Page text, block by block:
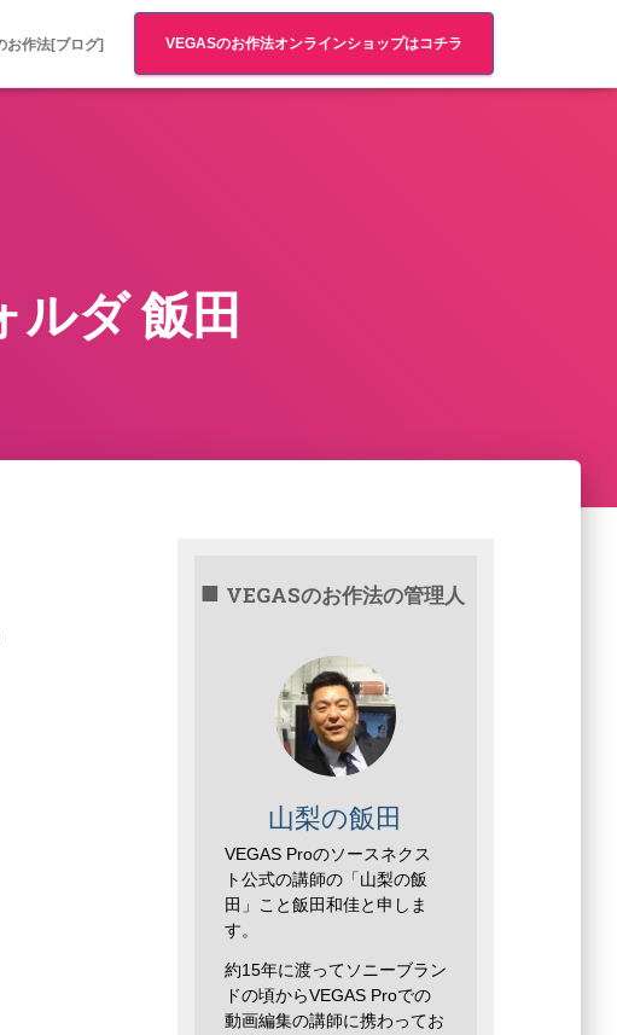
お作法[ブログ] VEGASのお作法オンラインショップはコチラ
ダ 飯田
VEGASのお作法の管理人
山梨の飯田
VEGAS Proのソースネクス
ト公式の講師の「山梨の飯
田」こと飯田和佳と申しま
す。
約15年に渡ってソニーブラン
ドの頃からVEGAS Proでの
動画編集の講師に携わってお